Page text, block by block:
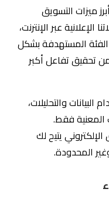
ميزات التسويق
عبر الإنترنت،
الفئة المستهدفة بشكل
تحقيق تفاعل أكبر
البيانات والتحليلات،
المعنية فقط.
يتيح لك
المحدودة.